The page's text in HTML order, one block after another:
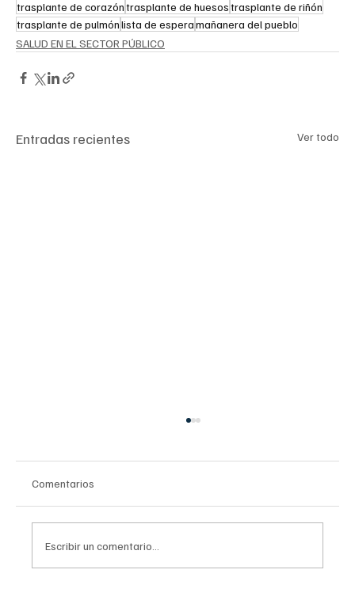
trasplante de corazóntrasplante de huesostrasplante de riñón
trasplante de pulmónlista de esperamañanera del pueblo
SALUD EN EL SECTOR PÚBLICO
Entradas recientes Ver todo
Comentarios
Escribir un comentario...